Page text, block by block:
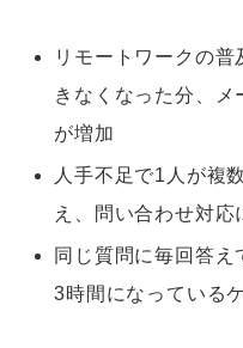
リモートワークの
きなくなった分、
が増加
人手不足で1人が複
え、問い合わせ対応
同じ質問に毎回答
3時間になっている